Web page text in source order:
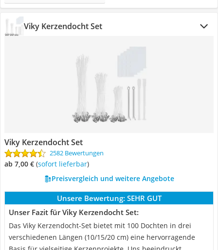
Viky Kerzendocht Set
Viky Kerzendocht Set
2582 Bewertungen
ab 7,00 € ( Sofort lieferbar)
Preisvergleich und weitere Angebote
Unsere Bewertung: SEHR GUT
Unser Fazit für Viky Kerzendocht Set:
Das Viky Kerzendocht-Set bietet mit 100 Dochten in drei
verschiedenen Längen (10/15/20 cm) eine hervorragende